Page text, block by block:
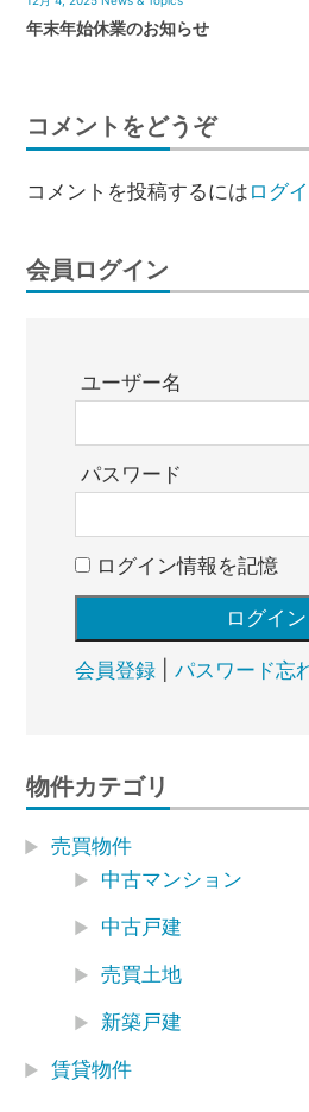
年末年始休業のお知らせ
コメントをどうぞ
コメントを投稿するには ログ
会員ログイン
ユーザー名
パスワード
ログイン情報を記憶
会員登録| パスワード忘
物件カテゴリ
売買物件
中古マンション
中古戸建
売買土地
新築戸建
賃貸物件